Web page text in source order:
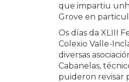
que impartiu
Grove en
Os días da XLIII
Colexio Valle-
diversas
Cabanelas,
puideron revisar